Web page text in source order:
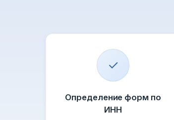
✓
Определение форм по
ИНН